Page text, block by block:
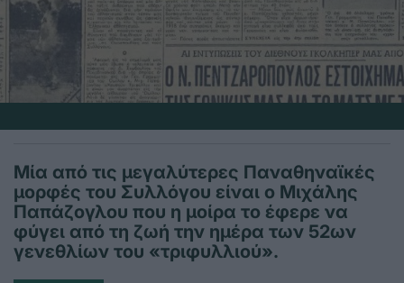
Μία από τις μεγαλύτερες Παναθηναϊκές
μορφές του Συλλόγου είναι ο Μιχάλης
Παπάζογλου που η μοίρα το έφερε να
φύγει από τη ζωή την ημέρα των 52ων
γενεθλίων του «τριφυλλιού».